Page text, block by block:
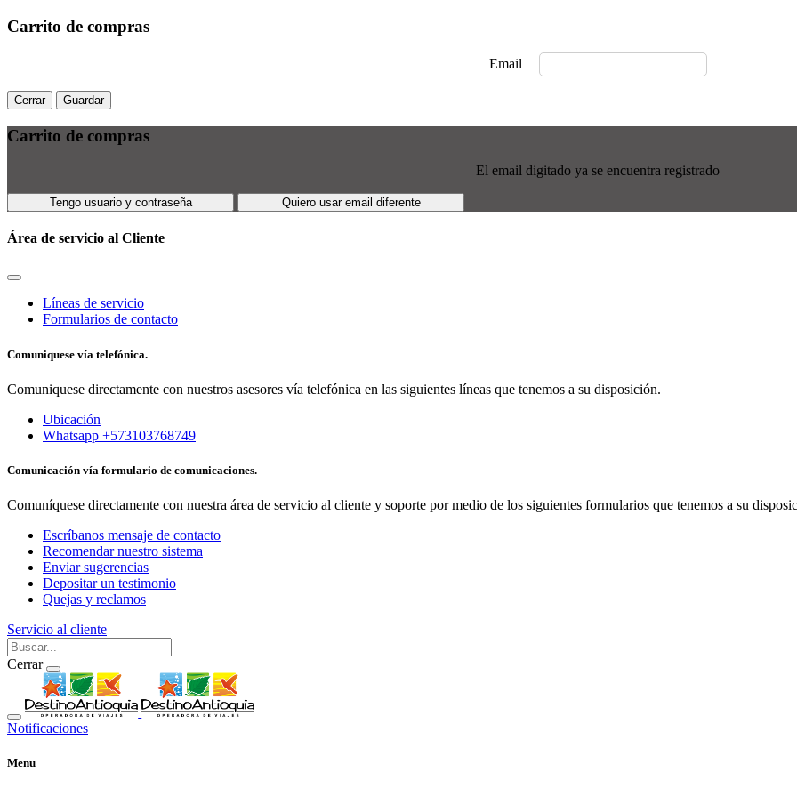
Carrito de compras
Email
Cerrar Guardar
Carrito de compras
El email digitado ya se encuentra registrado
Tengo usuario y contraseña Quiero usar email diferente
Área de servicio al Cliente
Líneas de servicio
Formularios de contacto
Comuniquese vía telefónica.
Comuniquese directamente con nuestros asesores vía telefónica en las siguientes líneas que tenemos a su disposición.
Ubicación
Whatsapp +573103768749
Comunicación vía formulario de comunicaciones.
Comuníquese directamente con nuestra área de servicio al cliente y soporte por medio de los siguientes formularios que tenemos a su
Escríbanos mensaje de contacto
Recomendar nuestro sistema
Enviar sugerencias
Depositar un testimonio
Quejas y reclamos
Servicio al cliente
Cerrar
Notificaciones
Menu